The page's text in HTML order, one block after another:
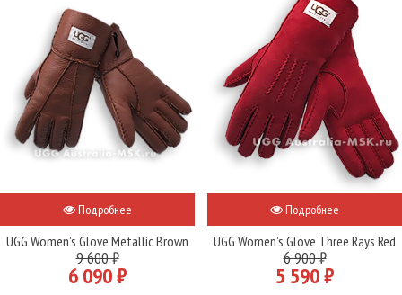
Подробнее
UGG Women's Glove Metallic Brown
9 600 ₽
6 090 ₽
Подробнее
UGG Women's Glove Three Rays Red
6 900 ₽
5 590 ₽